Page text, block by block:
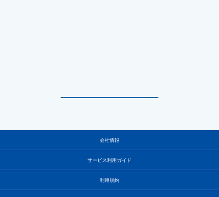
会社情報
サービス利用ガイド
利用規約